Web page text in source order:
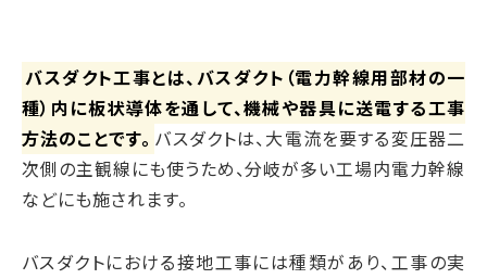
バスダクト工事とは、バスダクト（電力幹線用部材の一
種）内に板状導体を通して、機械や器具に送電する工事
方法のことです。 バスダクトは、大電流を要する変圧器二
次側の主観線にも使うため、分岐が多い工場内電力幹線
などにも施されます。
バスダクトにおける接地工事には種類があり、工事の実